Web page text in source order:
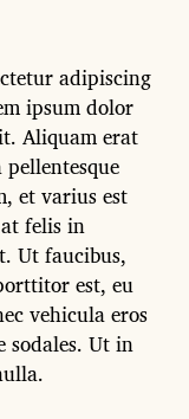
adipiscing
ipsum dolor
Aliquam erat
et varius est
felis in
Ut faucibus,
est, eu
vehicula eros
sodales. Ut in